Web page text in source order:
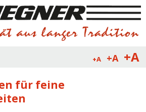
+A +A +A
für feine